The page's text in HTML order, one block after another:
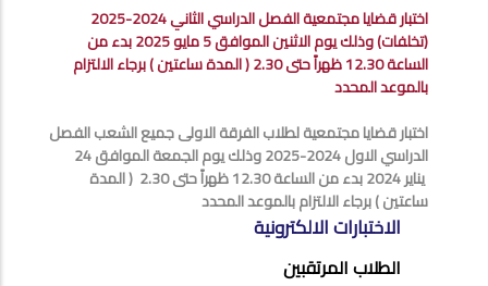
اختبار قضايا مجتمعية الفصل الدراسي الثاني 2024-2025
(تخلفات) وذلك يوم الاثنين الموافق 5 مايو 2025 بدء من
الساعة 12.30 ظهراً حتى 2.30 ( المدة ساعتين ) برجاء الالتزام
بالموعد المحدد
اختبار قضايا مجتمعية لطلاب الفرقة الاولى جميع الشعب الفصل
الدراسي الاول 2024-2025 وذلك يوم الجمعة الموافق 24
يناير 2024 بدء من الساعة 12.30 ظهراً حتى 2.30 ( المدة
ساعتين ) برجاء الالتزام بالموعد المحدد
STUDENTSالاختبارات الالكترونية
الطلاب المرتقبين